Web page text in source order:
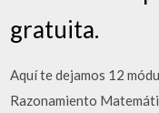
gratuita.
Aquí te dejamos 12
Razonamiento